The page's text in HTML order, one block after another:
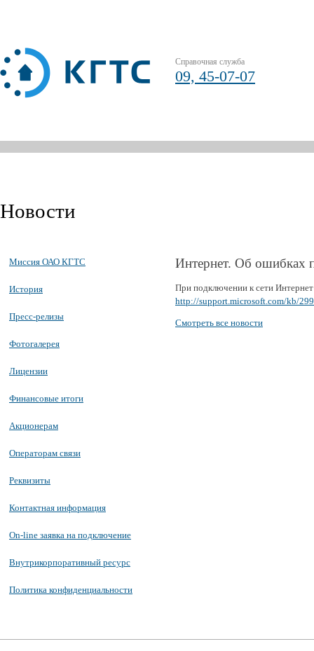
Справочная служба
09, 45-07-07
Новости
Миссия ОАО КГТС
История
Пресс-релизы
Фотогалерея
Лицензии
Финансовые итоги
Акционерам
Операторам связи
Реквизиты
Контактная информация
On-line заявка на подключение
Внутрикорпоративный ресурс
Политика конфиденциальности
Интернет. Об ошибках
При подключении к сети
http://support.microsoft.com/kb/
Смотреть все новости